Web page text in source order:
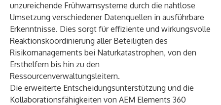
unzureichende Frühwarnsysteme durch die nahtlose
Umsetzung verschiedener Datenquellen in ausführbare
Erkenntnisse. Dies sorgt für effiziente und wirkungsvolle
Reaktionskoordinierung aller Beteiligten des
Risikomanagements bei Naturkatastrophen, von den
Ersthelfern bis hin zu den
Ressourcenverwaltungsleitern.
Die erweiterte Entscheidungsunterstützung und die
Kollaborationsfähigkeiten von AEM Elements 360